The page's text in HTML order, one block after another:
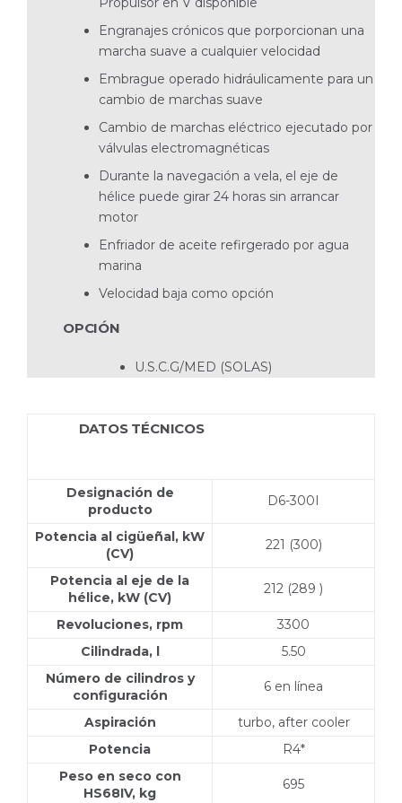
Engranajes crónicos que porporcionan una
marcha suave a cualquier velocidad
Embrague operado hidráulicamente para un
cambio de marchas suave
Cambio de marchas eléctrico ejecutado por
válvulas electromagnéticas
Durante la navegación a vela, el eje de
hélice puede girar 24 horas sin arrancar
motor
Enfriador de aceite refirgerado por agua
marina
Velocidad baja como opción
OPCIÓN
U.S.C.G/MED (SOLAS)
DATOS TÉCNICOS
Designación de
producto
D6-300I
Potencia al cigüeñal, kW
(CV)
221 (300)
Potencia al eje de la
hélice, kW (CV)
212 (289 )
Revoluciones, rpm
3300
Cilindrada, l
5.50
Número de cilindros y
configuración
6 en línea
Aspiración
turbo, after cooler
Potencia
R4*
Peso en seco con
HS68IV, kg
695